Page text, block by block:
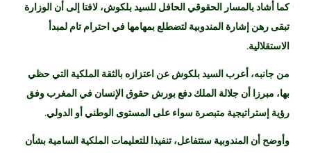
كما أشاد بالمسار الحقوقي الحافل للسيد بلكوش، لافتا إلى أن الوزارة
تبقى رهن إشارة المندوبية لتضطلع بمهامها في احترام تام لمبدأ
الاستقلالية.
من جانبه، أعرب السيد بلكوش عن اعتزازه بالثقة الملكية التي حظي
بها، مبرزا أن جلالة الملك دفع بورش حقوق الإنسان في المغرب وفق
رؤية إستراتيجية متبصرة سواء على المستوى الوطني أو الدولي.
وأوضح أن المندوبية ستتفاعل، تنفيذا للتعليمات الملكية السامية بشأن